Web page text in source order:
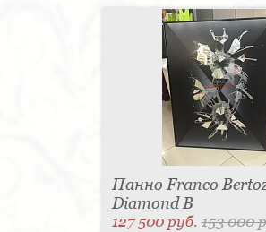
Панно Franco
Diamond B
127 500 руб.153 000